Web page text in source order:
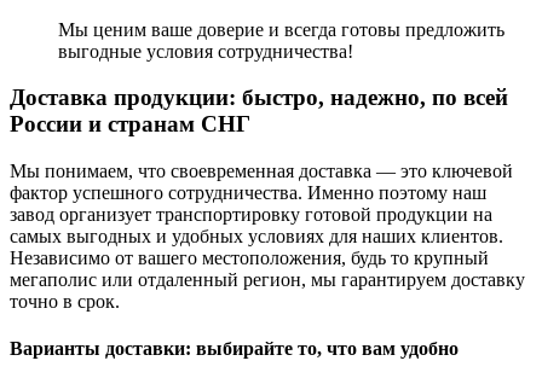
Мы ценим ваше доверие и всегда готовы предложить
выгодные условия сотрудничества!
Доставка продукции: быстро, надежно, по всей
России и странам СНГ
Мы понимаем, что своевременная доставка — это ключевой
фактор успешного сотрудничества. Именно поэтому наш
завод организует транспортировку готовой продукции на
самых выгодных и удобных условиях для наших клиентов.
Независимо от вашего местоположения, будь то крупный
мегаполис или отдаленный регион, мы гарантируем доставку
точно в срок.
Варианты доставки: выбирайте то, что вам удобно